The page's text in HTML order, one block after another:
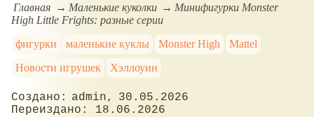
Главная Маленькие куколки
Минифигурки Monster
High Little Frights: разные серии
фигурки
маленькие куклы Monster High
Mattel
Новости игрушек
Хэллоуин
admin
30.05.2026
18.06.2026